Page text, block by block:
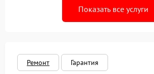
Показать все услуги
Ремонт Гарантия